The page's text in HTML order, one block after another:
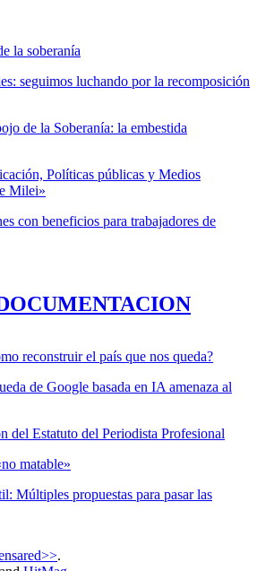
la soberanía
seguimos luchando por la recomposición
de la Soberanía: la embestida
Políticas públicas y Medios
Milei»
con beneficios para trabajadores de
reconstruir el país que nos queda?
de Google basada en IA amenaza al
del Estatuto del Periodista Profesional
matable»
Múltiples propuestas para pasar las
.